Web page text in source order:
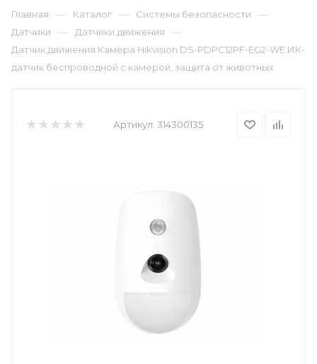
Главная — Каталог — Системы безопасности —
Датчики — Датчики движения —
Датчик движения Камера Hikvision DS-PDPC12PF-EG2-WE ИК-
датчик беспроводной с камерой, защита от животных
Артикул: 314300135